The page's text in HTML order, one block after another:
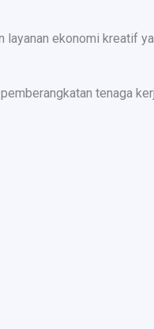
ekonomi kreatif
tenaga